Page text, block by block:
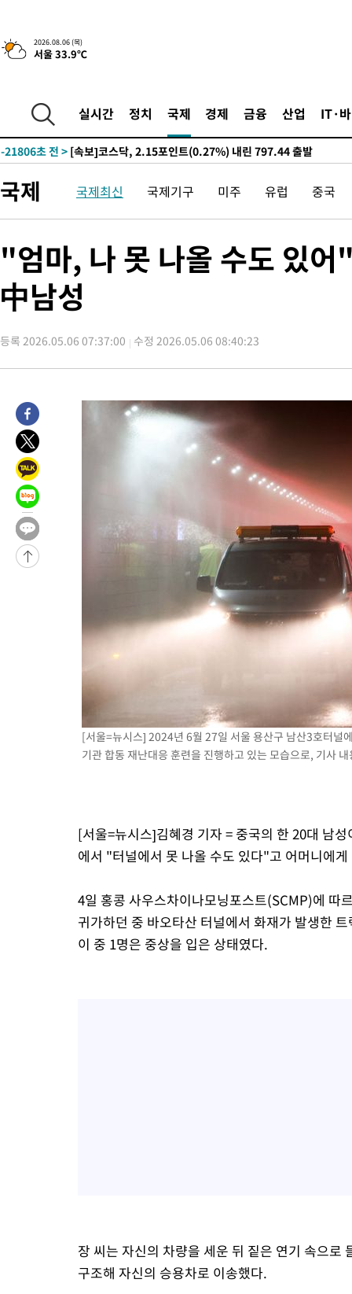
2026.08.06 (목)
서울 33.9℃
실시간 정치 국제 경제 금융 산업 IT·
색
-26613초 전 >[속보]산업장관 "美무역법 제301조 과잉생산 결과 발표 8월
상-26406초 전 >[속보]코스피 매도사이드카 발동…4%대 급락
-23239초 전 >
서울 열대야 15일째 지속…비공식 '초열대야' 30도 넘어
-21806초 전 >
-21789초 전 > [속보]코스피, 119.51포인트(1.81%) 내린 6478.75 개장
-18187초 전 >
서울 낮 39도 '폭염중대경보'…40도 관측 가능성도
-15549초 전 >미 워싱턴주 스포캔 시의 통제불능 3개 산불, 방화선 일부 구축
우 0.49%↑
-6077초 전 >
[속보] 이란 대통령 "지금 최고지도자와 소통하기가 매우 어려
임 3년 인터뷰
2시간 전 > [속보] "이란-오만, 호르무즈 해협 통행 항로 합의" 이란 외무부 대
-32051초 전 >트럼프, 한국계 진보 주지사 후보 맹공…"공산주의가 최대 위
-28549초 전 >[속보]산업장관 "李정부, 원전 반대 안해…안정 전력 위해 불
-27246초 전 >[속보]경찰, '홍명보 선임 논란' 대한축구협회·축구회관 등 압
-26426초 전 >
[속보]코스피 매도사이드카 발동…4%대 급락
-25698초 전 >
[속보]전남광주 초대 시민추천 부시장에 백승주·윤난실
-23259초 전 >
서울 열대야 15일째 지속…비공식 '초열대야' 30도 넘어
-21826초 전 >
[속보]코스닥, 2.15포인트(0.27%) 내린 797.44 출발
-21809초 전 >
[속보]코스피, 119.51포인트(1.81%) 내린 6478.75 개장
-18256초 전 >
6월 경상수지 497.3억 달러…두 달 연속 사상 최대
-18207초 전 >
서울 낮 39도 '폭염중대경보'…40도 관측 가능성도
-15569초 전 >
미 워싱턴주 스포캔 시의 통제불능 3개 산불, 방화선 일부 구축
[속보] 호르무즈 해협 이란-오만 협상 기대속 뉴욕증시 혼조 마
[속보] 이란 대통령 "지금 최고지도자와 소통하기가 매우 어려
[속보] "이란-오만, 호르무즈 해협 통행 항로 합의" 이란 외무부 대
국제 국제최신 국제기구 미주 유럽 중국
"엄마, 나 못 나올 수도 있
中남성
등록 2026.05.06 07:37:00 수정 2026.05.06 08:40:23
[서울=뉴시스] 2024년 6월 27일 서울 용산구 남산3호터널
기관 합동 재난대응 훈련을 진행하고 있는 모습으로, 기사
[서울=뉴시스]김혜경 기자 = 중국의 한 20대 남
에서 "터널에서 못 나올 수도 있다"고 어머니에
4일 홍콩 사우스차이나모닝포스트(SCMP)에 따
귀가하던 중 바오타산 터널에서 화재가 발생한
이 중 1명은 중상을 입은 상태였다.
장 씨는 자신의 차량을 세운 뒤 짙은 연기 속으
구조해 자신의 승용차로 이송했다.